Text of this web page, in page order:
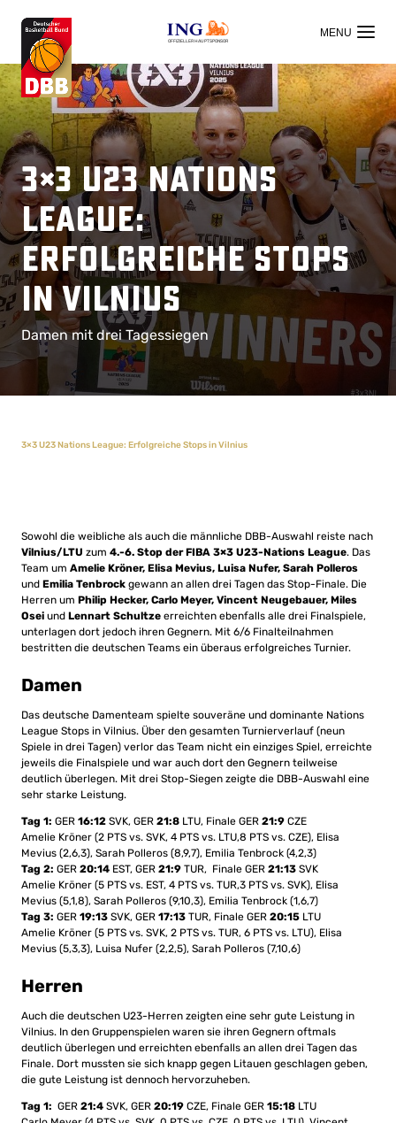
OFFIZIELLER HAUPTSPONSOR
3×3 U23 Nations
League:
Erfolgreiche Stops
in Vilnius
Damen mit drei Tagessiegen
3×3 U23 Nations League: Erfolgreiche Stops in Vilnius
Sowohl die weibliche als auch die männliche DBB-Auswahl reiste nach
Vilnius/LTU zum 4.-6. Stop der FIBA 3×3 U23-Nations League. Das
Team um Amelie Kröner, Elisa Mevius, Luisa Nufer, Sarah Polleros
und Emilia Tenbrock gewann an allen drei Tagen das Stop-Finale. Die
Herren um Philip Hecker, Carlo Meyer, Vincent Neugebauer, Miles
Osei und Lennart Schultze erreichten ebenfalls alle drei Finalspiele,
unterlagen dort jedoch ihren Gegnern. Mit 6/6 Finalteilnahmen
bestritten die deutschen Teams ein überaus erfolgreiches Turnier.
Damen
Das deutsche Damenteam spielte souveräne und dominante Nations
League Stops in Vilnius. Über den gesamten Turnierverlauf (neun
Spiele in drei Tagen) verlor das Team nicht ein einziges Spiel, erreichte
jeweils die Finalspiele und war auch dort den Gegnern teilweise
deutlich überlegen. Mit drei Stop-Siegen zeigte die DBB-Auswahl eine
sehr starke Leistung.
Tag 1: GER 16:12 SVK, GER 21:8 LTU, Finale GER 21:9 CZE
Amelie Kröner (2 PTS vs. SVK, 4 PTS vs. LTU,8 PTS vs. CZE), Elisa
Mevius (2,6,3), Sarah Polleros (8,9,7), Emilia Tenbrock (4,2,3)
Tag 2: GER 20:14 EST, GER 21:9 TUR, Finale GER 21:13 SVK
Amelie Kröner (5 PTS vs. EST, 4 PTS vs. TUR,3 PTS vs. SVK), Elisa
Mevius (5,1,8), Sarah Polleros (9,10,3), Emilia Tenbrock (1,6,7)
Tag 3: GER 19:13 SVK, GER 17:13 TUR, Finale GER 20:15 LTU
Amelie Kröner (5 PTS vs. SVK, 2 PTS vs. TUR, 6 PTS vs. LTU), Elisa
Mevius (5,3,3), Luisa Nufer (2,2,5), Sarah Polleros (7,10,6)
Herren
Auch die deutschen U23-Herren zeigten eine sehr gute Leistung in
Vilnius. In den Gruppenspielen waren sie ihren Gegnern oftmals
deutlich überlegen und erreichten ebenfalls an allen drei Tagen das
Finale. Dort mussten sie sich knapp gegen Litauen geschlagen geben,
die gute Leistung ist dennoch hervorzuheben.
Tag 1: GER 21:4 SVK, GER 20:19 CZE, Finale GER 15:18 LTU